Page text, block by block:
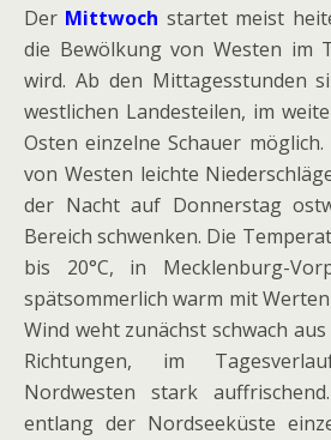
Der Mittwoch startet meist
die Bewölkung von Westen im
wird. Ab den Mittagesstunden
westlichen Landesteilen, im
Osten einzelne Schauer
von Westen leichte
der Nacht auf Donnerstag
Bereich schwenken. Die
bis 20°C, in Mecklenburg-
spätsommerlich warm mit
Wind weht zunächst schwach
Richtungen, im
Nordwesten stark
entlang der Nordseeküste